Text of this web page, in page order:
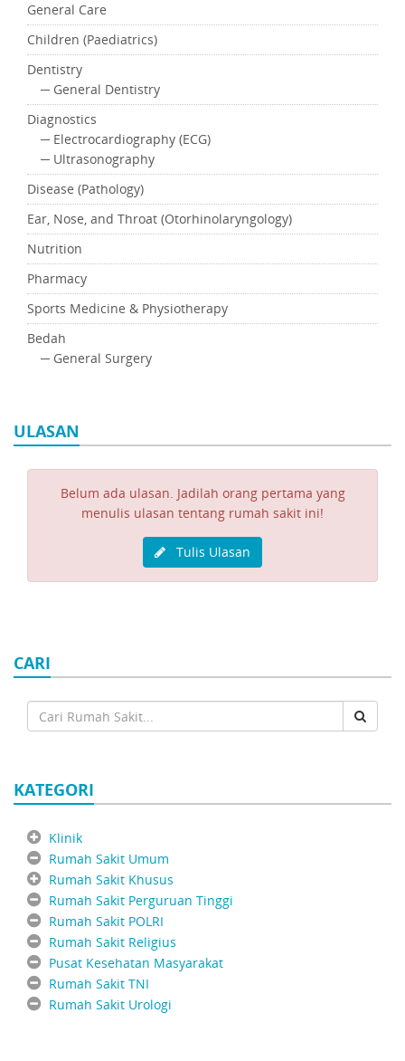
General Care
Children (Paediatrics)
Dentistry
─ General Dentistry
Diagnostics
─ Electrocardiography (ECG)
─ Ultrasonography
Disease (Pathology)
Ear, Nose, and Throat (Otorhinolaryngology)
Nutrition
Pharmacy
Sports Medicine & Physiotherapy
Bedah
─ General Surgery
ULASAN
Belum ada ulasan. Jadilah orang pertama yang
menulis ulasan tentang rumah sakit ini!
Tulis Ulasan
CARI
KATEGORI
Klinik
Rumah Sakit Umum
Rumah Sakit Khusus
Rumah Sakit Perguruan Tinggi
Rumah Sakit POLRI
Rumah Sakit Religius
Pusat Kesehatan Masyarakat
Rumah Sakit TNI
Rumah Sakit Urologi